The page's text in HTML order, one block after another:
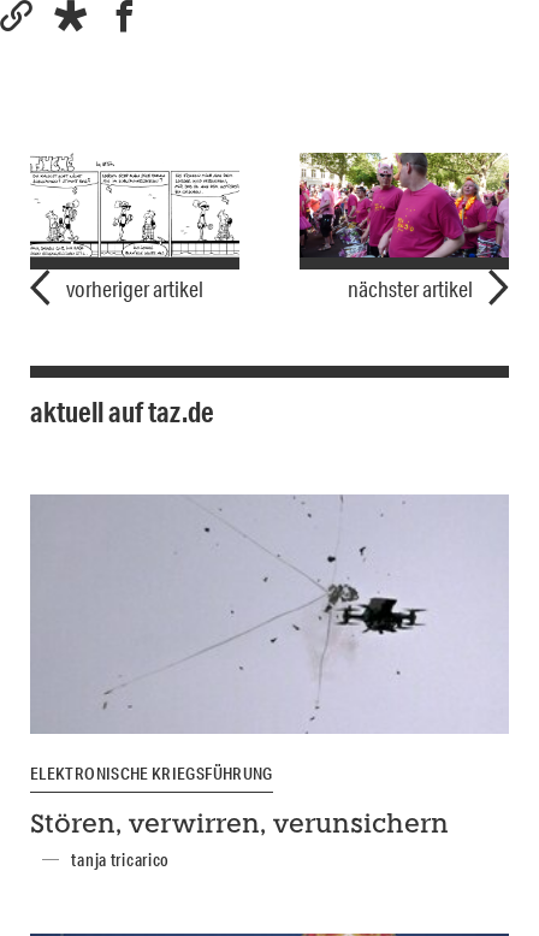
vorheriger artikel nächster artikel
aktuell auf taz.de
ELEKTRONISCHE KRIEGSFÜHRUNG
Stören, verwirren, verunsichern
tanja tricarico